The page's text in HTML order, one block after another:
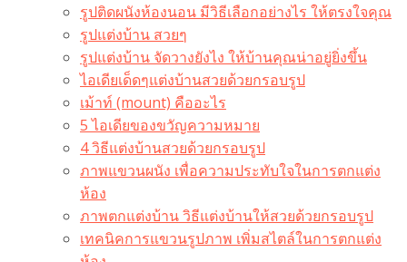
รูปติดผนังห้องนอน มีวิธีเลือกอย่างไร ให้ตรงใจคุณ
รูปแต่งบ้าน สวยๆ
รูปแต่งบ้าน จัดวางยังไง ให้บ้านคุณน่าอยู่ยิ่งขึ้น
ไอเดียเด็ดๆแต่งบ้านสวยด้วยกรอบรูป
เม้าท์ (mount) คืออะไร​
5 ไอเดียของขวัญความหมาย
4 วิธีแต่งบ้านสวยด้วยกรอบรูป
ภาพแขวนผนัง เพื่อความประทับใจในการตกแต่ง
ห้อง
ภาพตกแต่งบ้าน วิธีแต่งบ้านให้สวยด้วยกรอบรูป
เทคนิคการแขวนรูปภาพ เพิ่มสไตล์ในการตกแต่ง